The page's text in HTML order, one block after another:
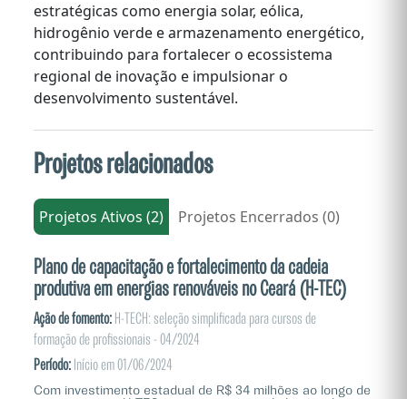
estratégicas como energia solar, eólica,
hidrogênio verde e armazenamento energético,
contribuindo para fortalecer o ecossistema
regional de inovação e impulsionar o
desenvolvimento sustentável.
Projetos relacionados
Projetos Ativos (2) Projetos Encerrados (0)
Plano de capacitação e fortalecimento da cadeia
produtiva em energias renováveis no Ceará (H-TEC)
Ação de fomento: H-TECH: seleção simplificada para cursos de
formação de profissionais - 04/2024
Período: Início em 01/06/2024
Com investimento estadual de R$ 34 milhões ao longo de